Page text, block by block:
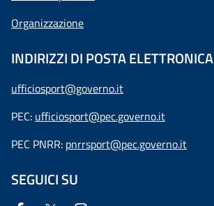
Organizzazione
INDIRIZZI DI POSTA ELETTRONICA
ufficiosport@governo.it
PEC: ufficiosport@pec.governo.it
PEC PNRR: pnrrsport@pec.governo.it
SEGUICI SU